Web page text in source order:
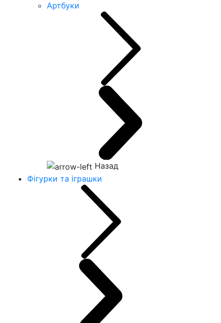
Артбуки
Назад
Фігурки та іграшки